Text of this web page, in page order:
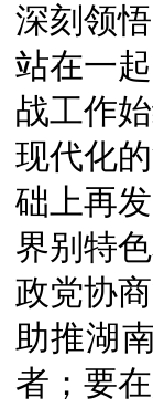
深刻领
站在一
战工作
现代化
础上再
界别特
政党协
助推湖
者；要